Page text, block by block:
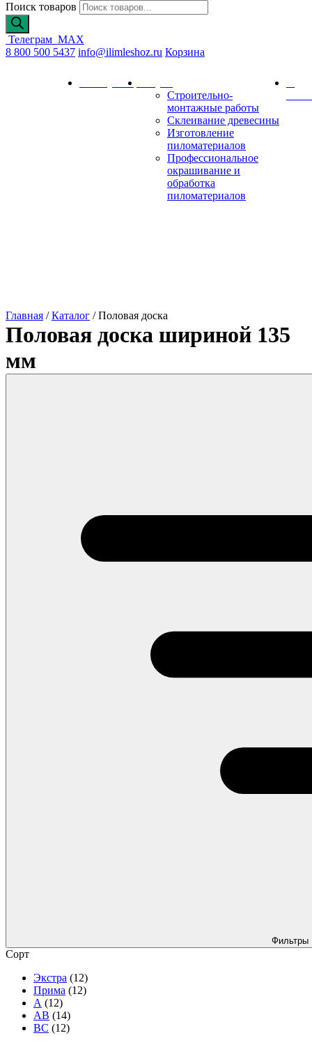
Поиск товаров
Телеграм MAX
8 800 500 5437 info@ilimleshoz.ru Корзина
Калькулятор
Строительно-
монтажные работы
Склеивание древесины
Изготовление
пиломатериалов
Профессиональное
окрашивание и
обработка
пиломатериалов
Главная /Каталог /Половая доска
Половая доска шириной 135
мм
Фильтры
Сорт
Экстра (12)
Прима (12)
А (12)
АВ (14)
ВС (12)